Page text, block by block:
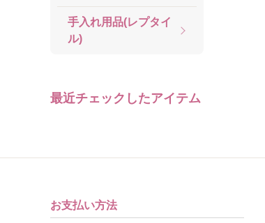
手入れ用品(レプタイ
ル)
最近チェックしたアイテム
お支払い方法